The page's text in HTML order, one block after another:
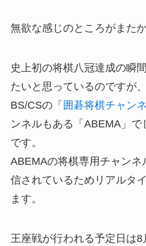
無欲な感じのところがまた
史上初の将棋八冠達成の瞬
たいと思っているのですが
BS/CSの「 囲碁将棋チャン
ンネルもある「ABEMA」で
です。
ABEMAの将棋専用チャン
信されているためリアルタ
ます。
王座戦が行われる予定日は8